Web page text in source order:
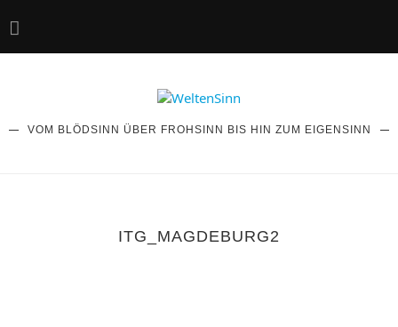
VOM BLÖDSINN ÜBER FROHSINN BIS HIN ZUM EIGENSINN
ITG_MAGDEBURG2